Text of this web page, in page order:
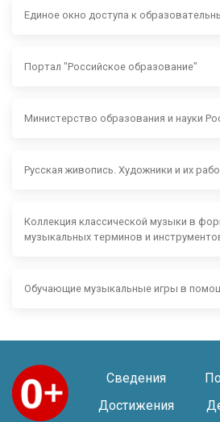
Единое окно доступа к
Портал "Российское образование"
Министерство образования и науки
Русская живопись. Художники и их
Коллекция классической музыки в
музыкальных терминов и
Обучающие музыкальные игры в
Сведения
Достижения